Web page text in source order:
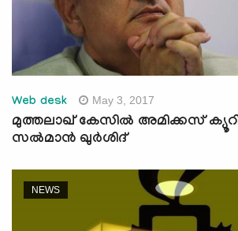
Web desk May 3, 2017
മുത്തലാഖ് കേസില്‍ അമിക്കസ്
സല്‍മാന്‍ ഖുര്‍ശിദ്
NEWS